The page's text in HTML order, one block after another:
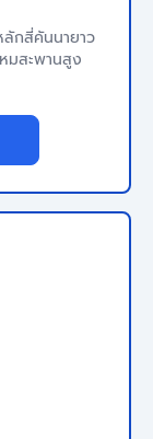
กสี่คันนายาว
มสะพานสูง